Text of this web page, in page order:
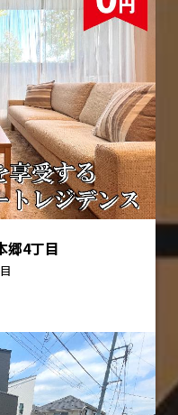
郷4丁目